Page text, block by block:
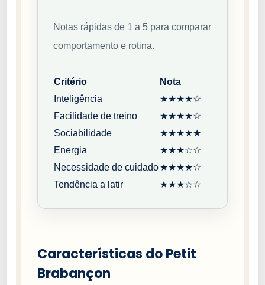
Notas rápidas de 1 a 5 para comparar
comportamento e rotina.
Critério
Nota
Inteligência
★★★★☆
Facilidade de treino
★★★★☆
Sociabilidade
★★★★★
Energia
★★★☆☆
Necessidade de cuidado★★★★☆
Tendência a latir
★★★☆☆
Características do Petit
Brabançon